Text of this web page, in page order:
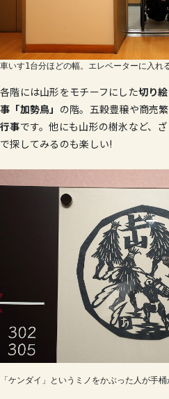
車いす1台分ほどの幅。エレベーターに入れ
各階には山形をモチーフにした切り絵
事「加勢鳥」 の階。五穀豊穣や商売
行事です。他にも山形の樹氷など、
で探してみるのも楽しい!
「ケンダイ」というミノをかぶった人が手